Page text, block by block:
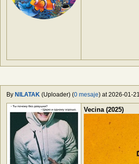
By NILATAK (Uploader) (0 mesaje) at 2026-01-
Vecina (2025)